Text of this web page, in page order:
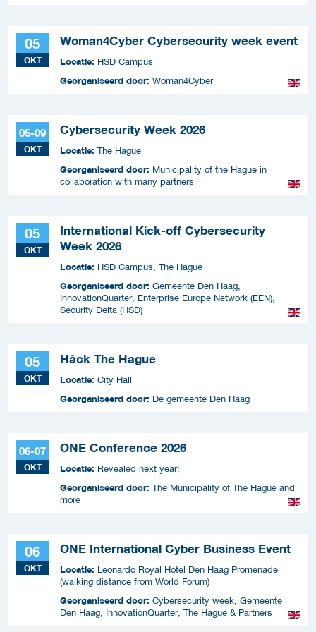
05
OKT
Woman4Cyber Cybersecurity week event
Locatie: HSD Campus
Georganiseerd door: Woman4Cyber
05-09
OKT
Cybersecurity Week 2026
Locatie: The Hague
Georganiseerd door: Municipality of the Hague in
collaboration with many partners
05
OKT
International Kick-off Cybersecurity
Week 2026
Locatie: HSD Campus, The Hague
Georganiseerd door: Gemeente Den Haag,
InnovationQuarter, Enterprise Europe Network (EEN),
Security Delta (HSD)
05
OKT
Hâck The Hague
Locatie: City Hall
Georganiseerd door: De gemeente Den Haag
06-07
OKT
ONE Conference 2026
Locatie: Revealed next year!
Georganiseerd door: The Municipality of The Hague and
more
06
OKT
ONE International Cyber Business Event
Locatie: Leonardo Royal Hotel Den Haag Promenade
(walking distance from World Forum)
Georganiseerd door: Cybersecurity week, Gemeente
Den Haag, InnovationQuarter, The Hague & Partners